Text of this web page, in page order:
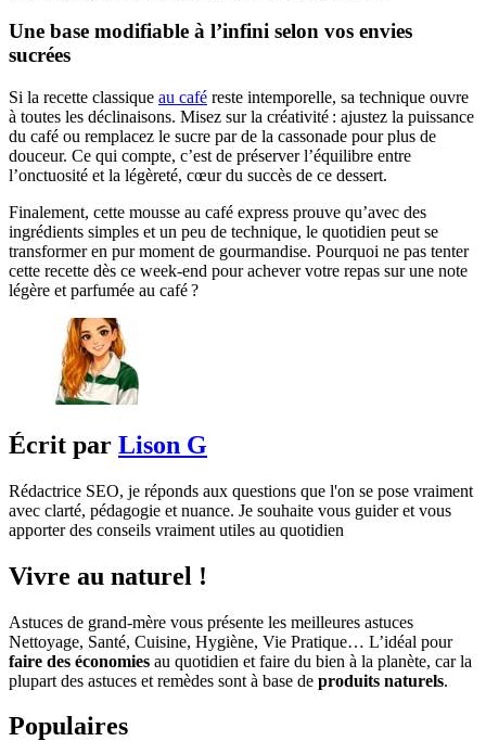
Une base modifiable à l’infini selon vos envies
sucrées
Si la recette classique au café reste intemporelle, sa technique ouvre
à toutes les déclinaisons. Misez sur la créativité : ajustez la puissance
du café ou remplacez le sucre par de la cassonade pour plus de
douceur. Ce qui compte, c’est de préserver l’équilibre entre
l’onctuosité et la légèreté, cœur du succès de ce dessert.
Finalement, cette mousse au café express prouve qu’avec des
ingrédients simples et un peu de technique, le quotidien peut se
transformer en pur moment de gourmandise. Pourquoi ne pas tenter
cette recette dès ce week-end pour achever votre repas sur une note
légère et parfumée au café ?
Écrit par Lison G
Rédactrice SEO, je réponds aux questions que l'on se pose vraiment
avec clarté, pédagogie et nuance. Je souhaite vous guider et vous
apporter des conseils vraiment utiles au quotidien
Vivre au naturel !
Astuces de grand-mère vous présente les meilleures astuces
Nettoyage, Santé, Cuisine, Hygiène, Vie Pratique… L’idéal pour
faire des économies au quotidien et faire du bien à la planète, car la
plupart des astuces et remèdes sont à base de produits naturels.
Populaires